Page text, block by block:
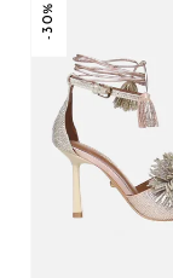
-30%